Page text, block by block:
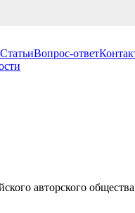
СтатьиВопрос-ответ
авторского